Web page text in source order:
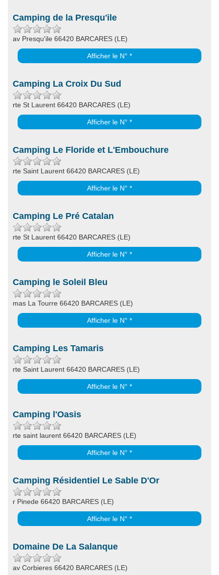
Camping de la Presqu'ile
av Presqu'ile 66420 BARCARES (LE)
Afficher le N° *
Camping La Croix Du Sud
rte St Laurent 66420 BARCARES (LE)
Afficher le N° *
Camping Le Floride et L'Embouchure
rte Saint Laurent 66420 BARCARES (LE)
Afficher le N° *
Camping Le Pré Catalan
rte St Laurent 66420 BARCARES (LE)
Afficher le N° *
Camping le Soleil Bleu
mas La Tourre 66420 BARCARES (LE)
Afficher le N° *
Camping Les Tamaris
rte Saint Laurent 66420 BARCARES (LE)
Afficher le N° *
Camping l'Oasis
rte saint laurent 66420 BARCARES (LE)
Afficher le N° *
Camping Résidentiel Le Sable D'Or
r Pinede 66420 BARCARES (LE)
Afficher le N° *
Domaine De La Salanque
av Corbieres 66420 BARCARES (LE)